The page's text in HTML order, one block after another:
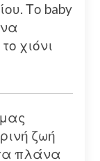
Το baby
χιόνι
ζωή
πλάνα